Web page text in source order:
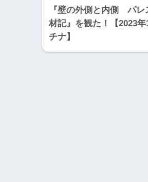
『壁の外側と内側 パレ
材記』を観た！【2023
チナ】